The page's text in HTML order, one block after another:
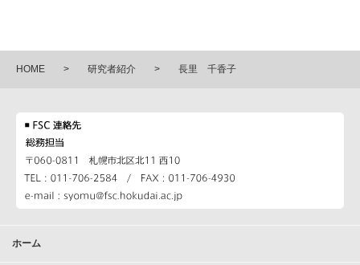
HOME 研究者紹介 長里 千香子
ホーム